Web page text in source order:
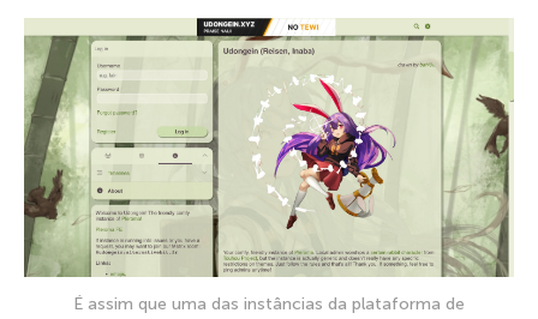
É assim que uma das instâncias da plataforma de